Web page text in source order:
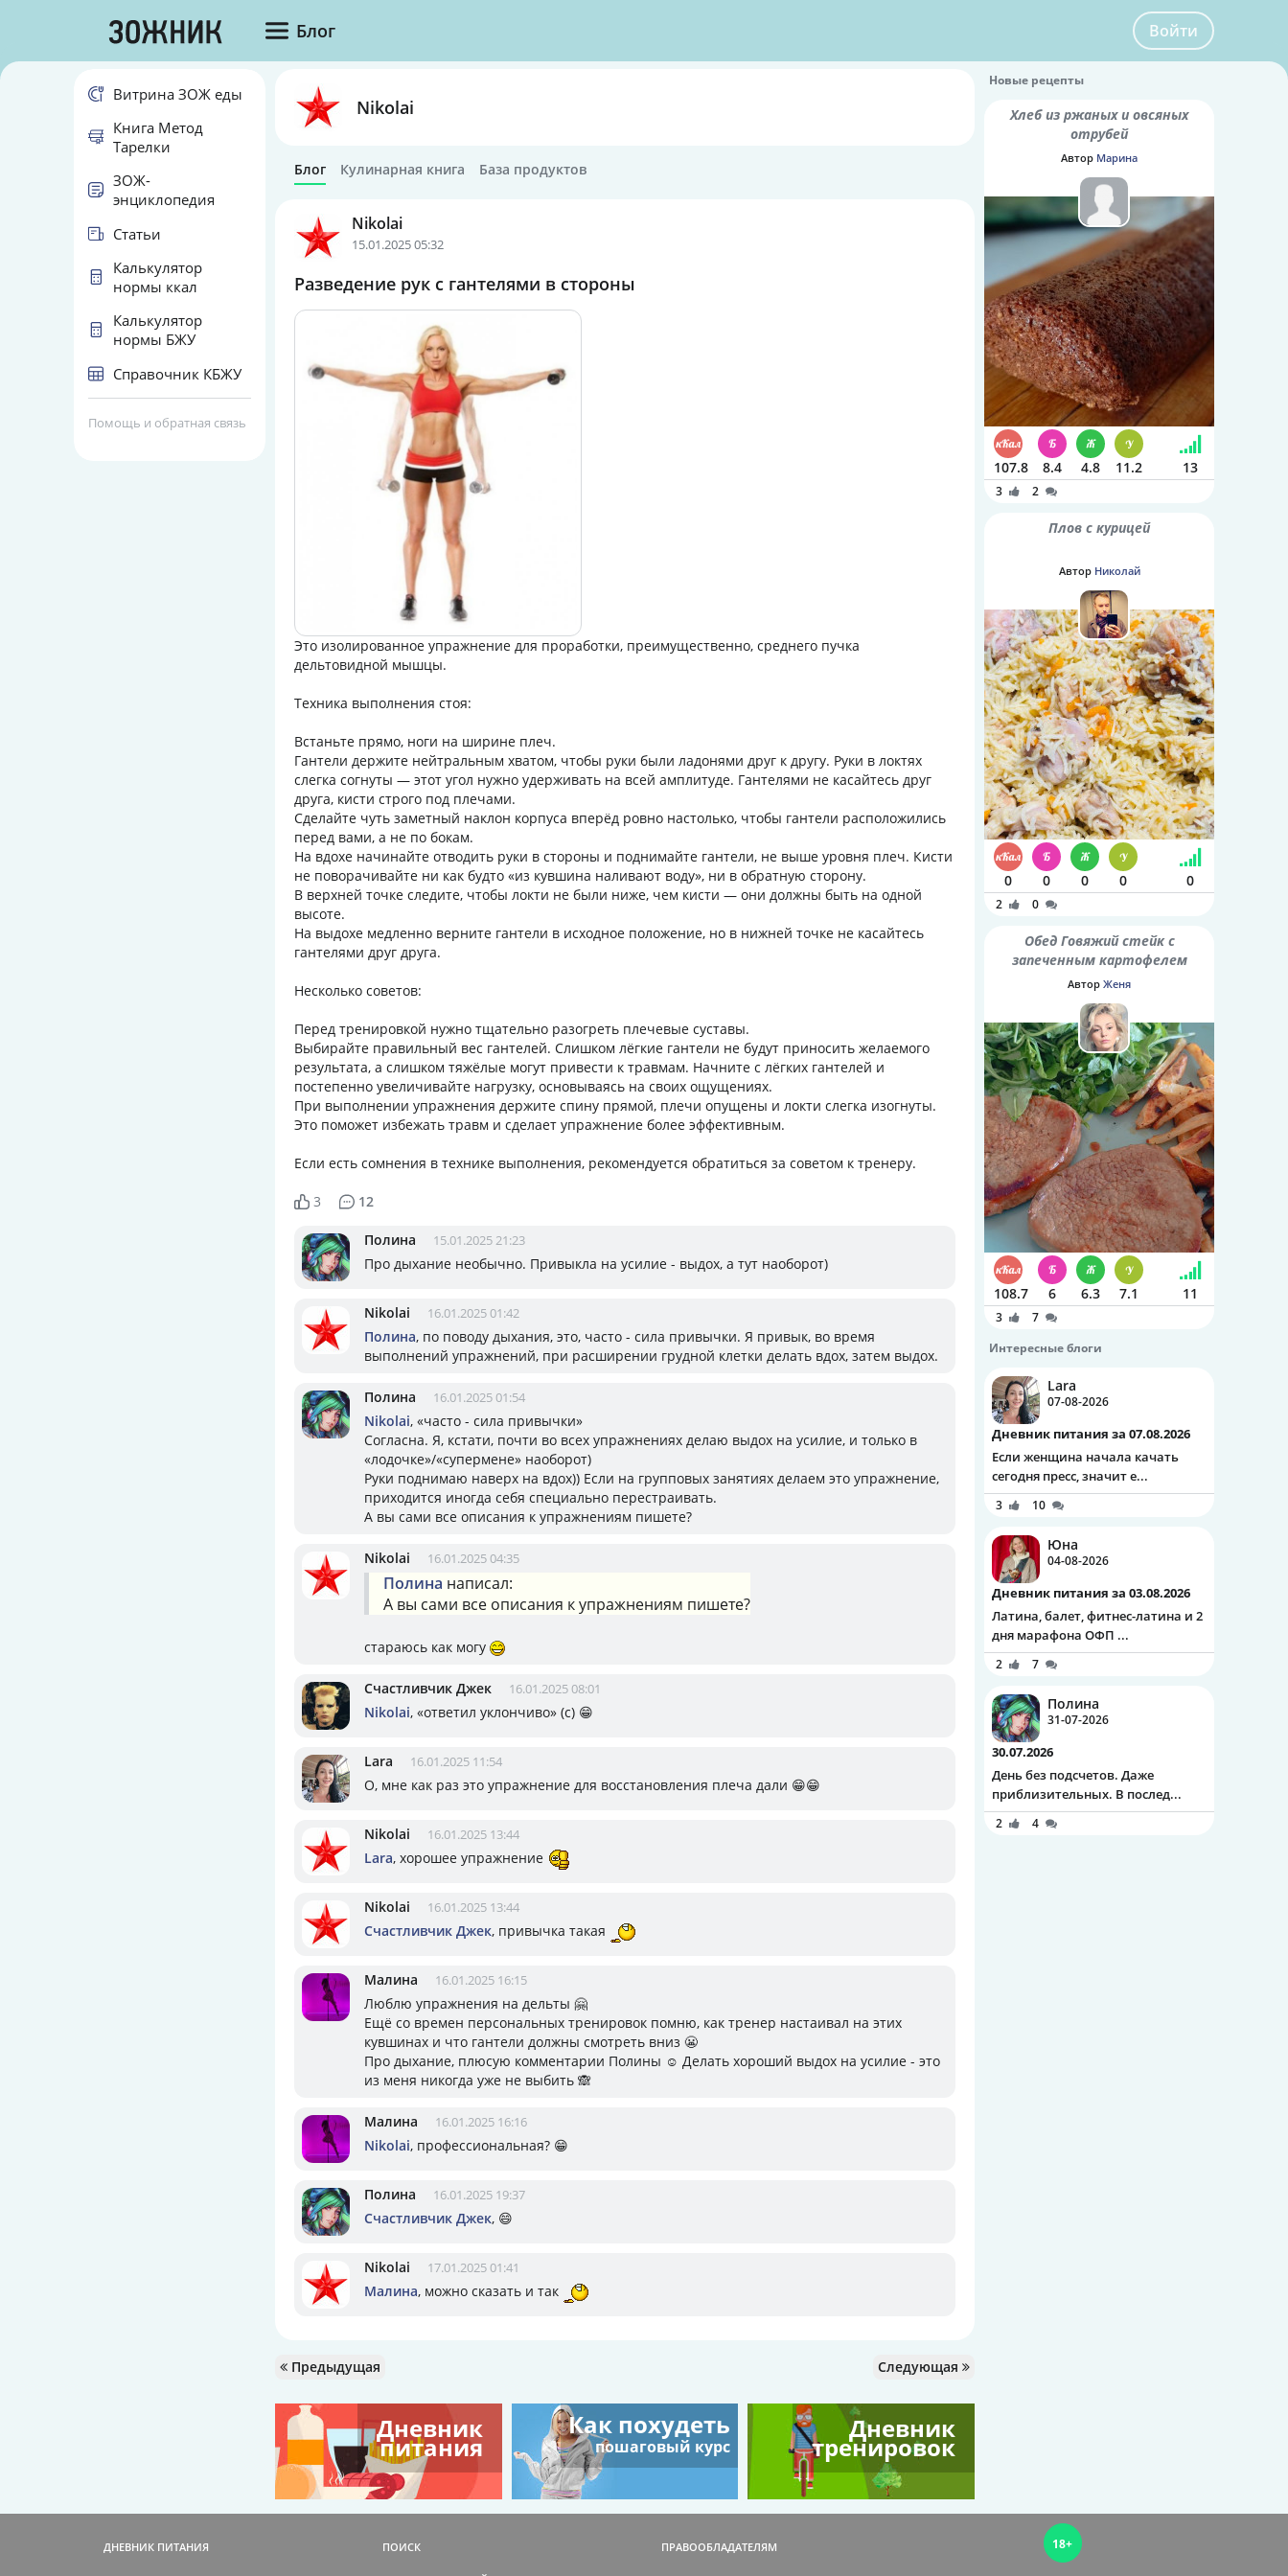
Блог Войти
Nikolai
Блог Кулинарная книга База продуктов
Nikolai
15.01.2025 05:32
Разведение рук с гантелями в стороны
Это изолированное упражнение для проработки, преимущественно, среднего пучка
дельтовидной мышцы.
Техника выполнения стоя:
Встаньте прямо, ноги на ширине плеч.
Гантели держите нейтральным хватом, чтобы руки были ладонями друг к другу. Руки в локтях
слегка согнуты — этот угол нужно удерживать на всей амплитуде. Гантелями не касайтесь друг
друга, кисти строго под плечами.
Сделайте чуть заметный наклон корпуса вперёд ровно настолько, чтобы гантели расположились
перед вами, а не по бокам.
На вдохе начинайте отводить руки в стороны и поднимайте гантели, не выше уровня плеч. Кисти
не поворачивайте ни как будто «из кувшина наливают воду», ни в обратную сторону.
В верхней точке следите, чтобы локти не были ниже, чем кисти — они должны быть на одной
высоте.
На выдохе медленно верните гантели в исходное положение, но в нижней точке не касайтесь
гантелями друг друга.
Несколько советов:
Перед тренировкой нужно тщательно разогреть плечевые суставы.
Выбирайте правильный вес гантелей. Слишком лёгкие гантели не будут приносить желаемого
результата, а слишком тяжёлые могут привести к травмам. Начните с лёгких гантелей и
постепенно увеличивайте нагрузку, основываясь на своих ощущениях.
При выполнении упражнения держите спину прямой, плечи опущены и локти слегка изогнуты.
Это поможет избежать травм и сделает упражнение более эффективным.
Если есть сомнения в технике выполнения, рекомендуется обратиться за советом к тренеру.
3 12
Полина 15.01.2025 21:23
Про дыхание необычно. Привыкла на усилие - выдох, а тут наоборот)
Nikolai 16.01.2025 01:42
Полина, по поводу дыхания, это, часто - сила привычки. Я привык, во время
выполнений упражнений, при расширении грудной клетки делать вдох, затем выдох.
Полина 16.01.2025 01:54
Nikolai, «часто - сила привычки»
Согласна. Я, кстати, почти во всех упражнениях делаю выдох на усилие, и только в
«лодочке»/«супермене» наоборот)
Руки поднимаю наверх на вдох)) Если на групповых занятиях делаем это упражнение,
приходится иногда себя специально перестраивать.
А вы сами все описания к упражнениям пишете?
Nikolai 16.01.2025 04:35
Полина написал:
А вы сами все описания к упражнениям пишете?
стараюсь как могу
Счастливчик Джек 16.01.2025 08:01
Nikolai, «ответил уклончиво» (с) 😁
Lara 16.01.2025 11:54
О, мне как раз это упражнение для восстановления плеча дали 😁😁
Nikolai 16.01.2025 13:44
Lara, хорошее упражнение
Nikolai 16.01.2025 13:44
Счастливчик Джек, привычка такая
Малина 16.01.2025 16:15
Люблю упражнения на дельты 🤗
Ещё со времен персональных тренировок помню, как тренер настаивал на этих
кувшинах и что гантели должны смотреть вниз 😬
Про дыхание, плюсую комментарии Полины ☺️ Делать хороший выдох на усилие - это
из меня никогда уже не выбить 🙈
Малина 16.01.2025 16:16
Nikolai, профессиональная? 😁
Полина 16.01.2025 19:37
Счастливчик Джек, 😄
Nikolai 17.01.2025 01:41
Малина, можно сказать и так
Предыдущая Следующая
Дневник
питания
Как похудеть
пошаговый курс
Дневник
тренировок
Витрина ЗОЖ еды
Книга Метод
Тарелки
ЗОЖ-
энциклопедия
Статьи
Калькулятор
нормы ккал
Калькулятор
нормы БЖУ
Справочник КБЖУ
Помощь и обратная связь
Новые рецепты
Хлеб из ржаных и овсяных
отрубей
Автор Марина
107.8 8.4 4.8 11.2 13
3 2
Плов с курицей
Автор Николай
0 0 0 0 0
2 0
Обед Говяжий стейк с
запеченным картофелем
Автор Женя
108.7 6 6.3 7.1 11
3
7
Интересные блоги
Lara
07-08-2026
Дневник питания за 07.08.2026
Если женщина начала качать
сегодня пресс, значит е...
3 10
Юна
04-08-2026
Дневник питания за 03.08.2026
Латина, балет, фитнес-латина и 2
дня марафона ОФП ...
2 7
Полина
31-07-2026
30.07.2026
День без подсчетов. Даже
приблизительных. В послед...
2 4
ДНЕВНИК ПИТАНИЯ ПОИСК ПРАВООБЛАДАТЕЛЯМ 18+